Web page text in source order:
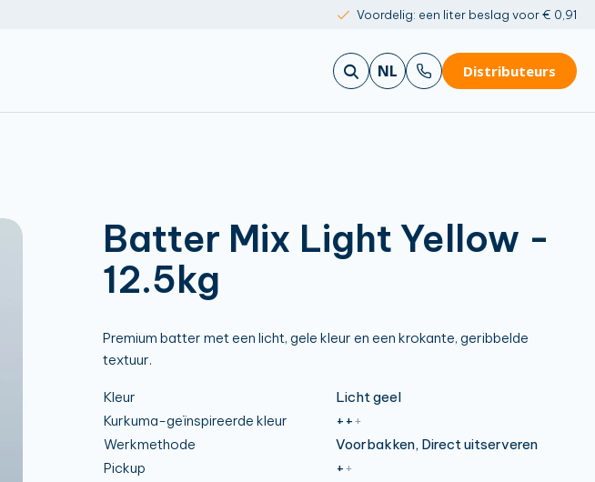
Voordelig: een liter beslag voor € 0,91
NL Distributeurs
Batter Mix Light Yellow -
12.5kg
Premium batter met een licht, gele kleur en een krokante, geribbelde
textuur.
Kleur
Licht geel
Kurkuma-geïnspireerde kleur
+++
Werkmethode
Voorbakken, Direct uitserveren
Pickup
++